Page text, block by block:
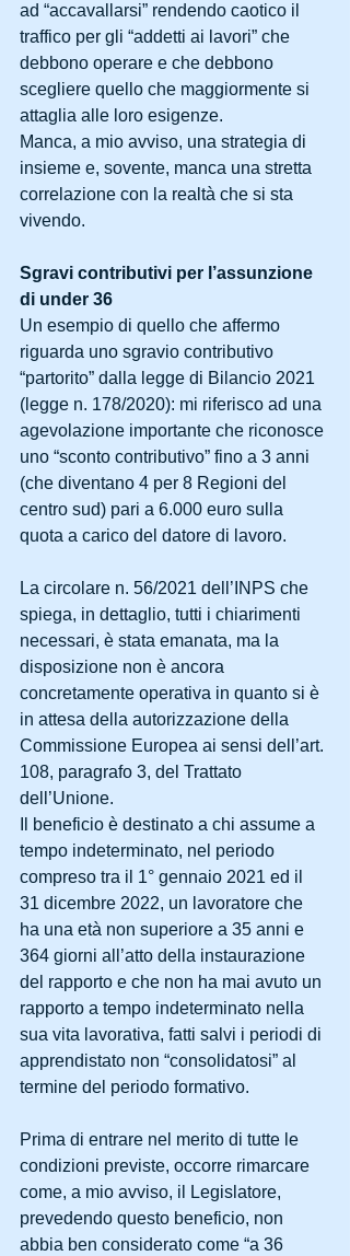
ad “accavallarsi” rendendo caotico il
traffico per gli “addetti ai lavori” che
debbono operare e che debbono
scegliere quello che maggiormente si
attaglia alle loro esigenze.
Manca, a mio avviso, una strategia di
insieme e, sovente, manca una stretta
correlazione con la realtà che si sta
vivendo.
Sgravi contributivi per l’assunzione
di under 36
Un esempio di quello che affermo
riguarda uno sgravio contributivo
“partorito” dalla legge di Bilancio 2021
(legge n. 178/2020): mi riferisco ad una
agevolazione importante che riconosce
uno “sconto contributivo” fino a 3 anni
(che diventano 4 per 8 Regioni del
centro sud) pari a 6.000 euro sulla
quota a carico del datore di lavoro.
La circolare n. 56/2021 dell’INPS che
spiega, in dettaglio, tutti i chiarimenti
necessari, è stata emanata, ma la
disposizione non è ancora
concretamente operativa in quanto si è
in attesa della autorizzazione della
Commissione Europea ai sensi dell’art.
108, paragrafo 3, del Trattato
dell’Unione.
Il beneficio è destinato a chi assume a
tempo indeterminato, nel periodo
compreso tra il 1° gennaio 2021 ed il
31 dicembre 2022, un lavoratore che
ha una età non superiore a 35 anni e
364 giorni all’atto della instaurazione
del rapporto e che non ha mai avuto un
rapporto a tempo indeterminato nella
sua vita lavorativa, fatti salvi i periodi di
apprendistato non “consolidatosi” al
termine del periodo formativo.
Prima di entrare nel merito di tutte le
condizioni previste, occorre rimarcare
come, a mio avviso, il Legislatore,
prevedendo questo beneficio, non
abbia ben considerato come “a 36